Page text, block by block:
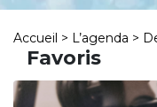
Favoris
Accueil > L’agenda >